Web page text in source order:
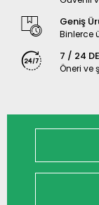
Geniş
Binlerce
7 / 24
Öneri ve